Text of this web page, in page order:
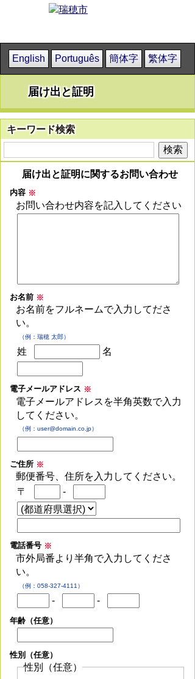
English Português 簡体字 繁体字
届け出と証明
キーワード検索
届け出と証明に関するお問い合わせ
内容 ※
お問い合わせ内容を記入してください
お名前 ※
お名前をフルネームで入力してださ
い。
（例：瑞穂 太郎）
姓 名
電子メールアドレス ※
電子メールアドレスを半角英数で入力
してください。
（例：user@domain.co.jp）
ご住所 ※
郵便番号、住所を入力してください。
〒
-
電話番号 ※
市外局番より半角で入力してくださ
い。
（例：058-327-4111）
- -
年齢（任意）
性別（任意）
性別（任意）